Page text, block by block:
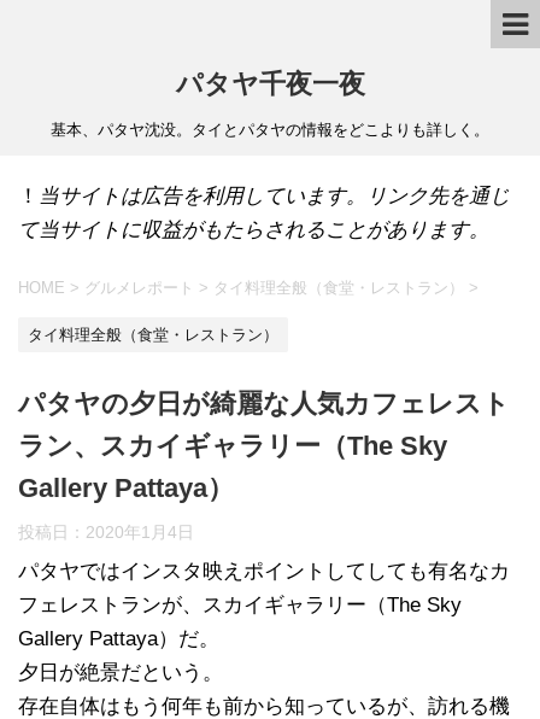
パタヤ千夜一夜
基本、パタヤ沈没。タイとパタヤの情報をどこよりも詳しく。
！ 当サイトは広告を利用しています。リンク先を通じ
て当サイトに収益がもたらされることがあります。
HOME > グルメレポート > タイ料理全般（食堂・レストラン） >
タイ料理全般（食堂・レストラン）
パタヤの夕日が綺麗な人気カフェレスト
ラン、スカイギャラリー（The Sky
Gallery Pattaya）
投稿日： 2020年1月4日
パタヤではインスタ映えポイントしてしても有名なカ
フェレストランが、スカイギャラリー（The Sky
Gallery Pattaya）だ。
夕日が絶景だという。
存在自体はもう何年も前から知っているが、訪れる機